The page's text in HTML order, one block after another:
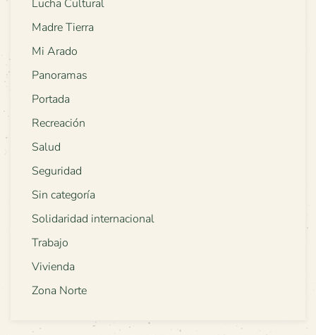
Lucha Cultural
Madre Tierra
Mi Arado
Panoramas
Portada
Recreación
Salud
Seguridad
Sin categoría
Solidaridad internacional
Trabajo
Vivienda
Zona Norte